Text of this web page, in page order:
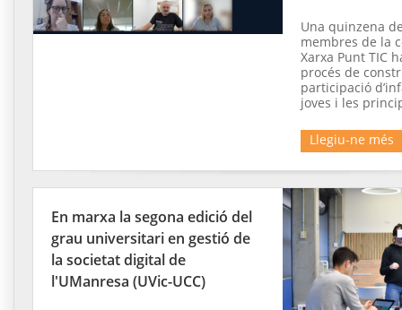
Una quinzena
membres de la
Xarxa Punt TIC
procés de
participació
joves i les
Llegiu-ne més
En marxa la segona edició del
grau universitari en gestió de
la societat digital de
l'UManresa (UVic-UCC)